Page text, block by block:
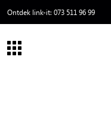
Ontdek link-it: 073 511 96 99